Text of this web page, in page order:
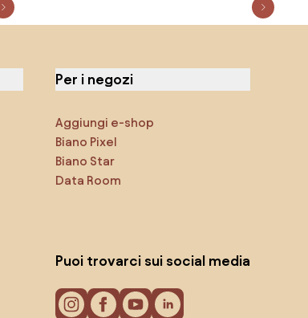
Per i negozi
Aggiungi e-shop
Biano Pixel
Biano Star
Data Room
Puoi trovarci sui social media